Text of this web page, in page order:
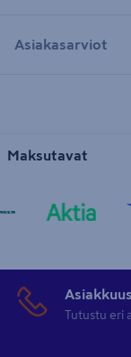
Asiakasarviot
Maksutavat
Asiakkuus
Tutustu eri